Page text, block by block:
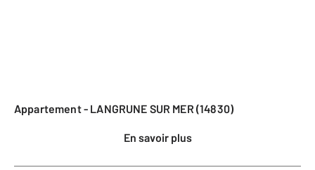
Appartement - LANGRUNE SUR MER (14830)
En savoir plus